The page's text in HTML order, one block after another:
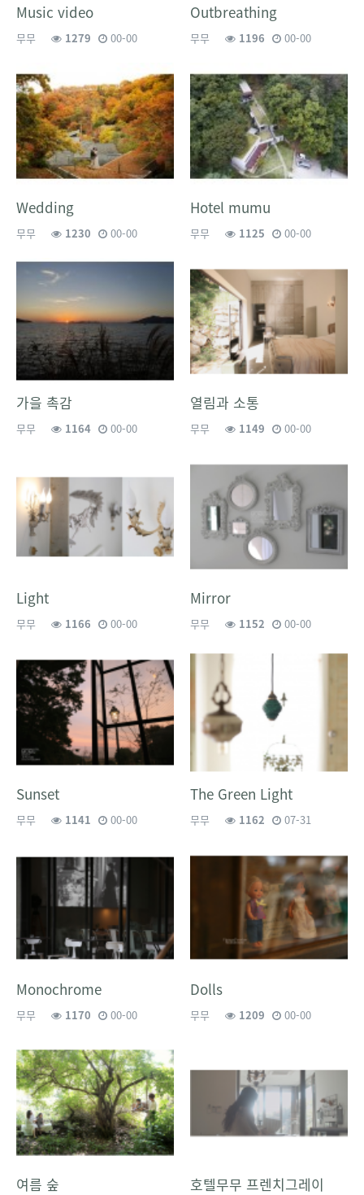
Music video
무무 1279 00-00
Outbreathing
무무 1196 00-00
Wedding
무무 1230 00-00
Hotel mumu
무무 1125 00-00
가을 촉감
무무 1164 00-00
열림과 소통
무무 1149 00-00
Light
무무 1166 00-00
Mirror
무무 1152 00-00
Sunset
무무 1141 00-00
The Green Light
무무 1162 07-31
Monochrome
무무 1170 00-00
Dolls
무무 1209 00-00
여름 숲 호텔무무 프렌치그레이